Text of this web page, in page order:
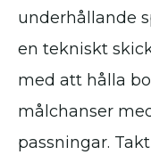
underhållande
en tekniskt
med att hålla
målchanser
passningar.